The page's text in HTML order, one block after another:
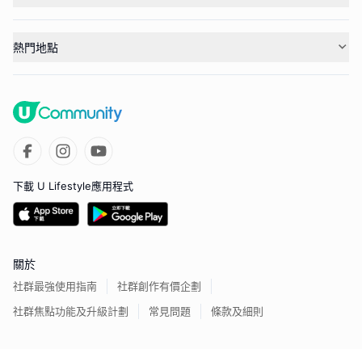
熱門地點
下載 U Lifestyle應用程式
關於
社群最強使用指南
社群創作有價企劃
社群焦點功能及升級計劃
常見問題 條款及細則